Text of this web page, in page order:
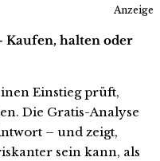
Anzeige
Kaufen, halten oder
Einstieg prüft,
Die Gratis-Analyse
– und zeigt,
sein kann, als